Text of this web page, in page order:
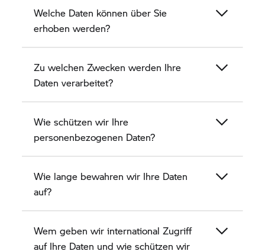
E-Mail:
info@wellergruppe.de
DE 317 316744
Registergericht:
Gestaltung und Realisation:
FORMER 03 GmbH
www.former03.de
Die Kontaktdaten des Datenschutzbeauftragten
der WELLER Holding SE & Co. KG lauten:
WELLER Datenschutzbeauftragter
z. Hd. Datenschutzbeauftragter
Welche Daten können über Sie
erhoben werden?
Zu welchen Zwecken werden Ihre
Daten verarbeitet?
Wie schützen wir Ihre
personenbezogenen Daten?
Wie lange bewahren wir Ihre Daten
auf?
Wem geben wir international Zugriff
auf Ihre Daten und wie schützen wir